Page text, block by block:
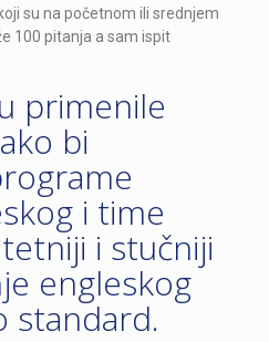
su na početnom ili srednjem
100 pitanja a sam ispit
primenile
bi
i time
i stučniji
engleskog
standard.